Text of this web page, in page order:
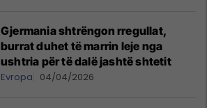
Gjermania shtrëngon rregullat,
burrat duhet të marrin leje nga
ushtria për të dalë jashtë shtetit
Evropa 04/04/2026